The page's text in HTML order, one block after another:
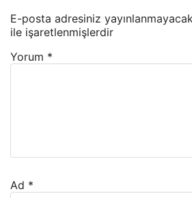
E-posta adresiniz
ile işaretlenmişlerdir
Yorum *
Ad *